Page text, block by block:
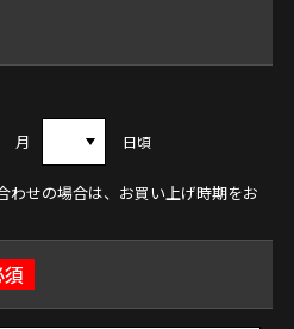
月 日頃
わせの場合は、お買い上げ時期をお